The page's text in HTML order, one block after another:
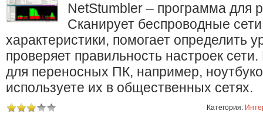
NetStumbler – программа для
Сканирует беспроводные
характеристики, помогает определить
проверяет правильность настроек
для переносных ПК, например,
используете их в общественных сетях.
Категория: